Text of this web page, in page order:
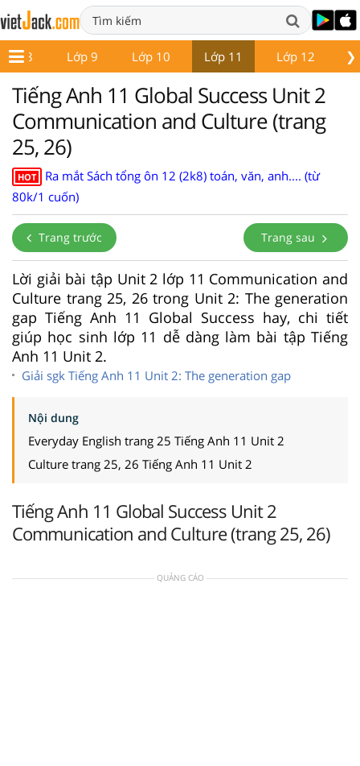
❯
Lớp 8 Lớp 9 Lớp 10 Lớp 11 Lớp 12
Tiếng Anh 11 Global Success Unit 2
Communication and Culture (trang
25, 26)
HOT
Ra mắt Sách tổng ôn 12 (2k8) toán, văn, anh.... (từ
80k/1 cuốn)
Trang trước Trang sau
Lời giải bài tập Unit 2 lớp 11 Communication and
Culture trang 25, 26 trong Unit 2: The generation
gap Tiếng Anh 11 Global Success hay, chi tiết
giúp học sinh lớp 11 dễ dàng làm bài tập Tiếng
Anh 11 Unit 2.
Giải sgk Tiếng Anh 11 Unit 2: The generation gap
Nội dung
Everyday English trang 25 Tiếng Anh 11 Unit 2
Culture trang 25, 26 Tiếng Anh 11 Unit 2
Tiếng Anh 11 Global Success Unit 2
Communication and Culture (trang 25, 26)
QUẢNG CÁO